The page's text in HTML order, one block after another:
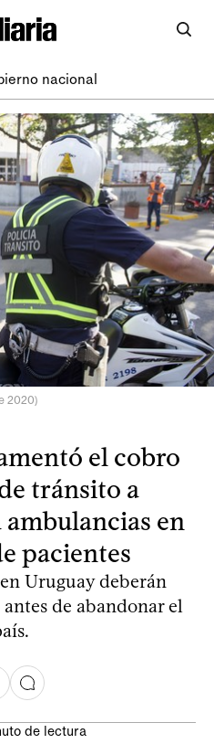
nacional
2020)
el cobro
tránsito a
en
pacientes
Uruguay deberán
de abandonar el
de lectura